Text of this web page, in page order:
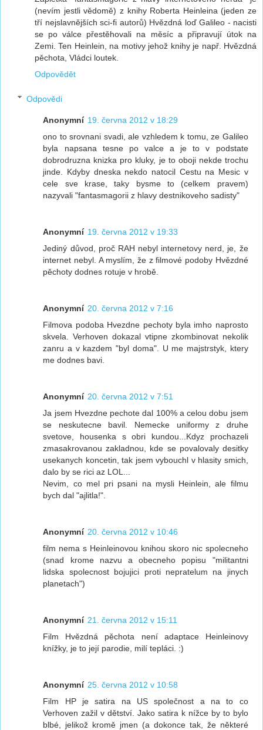
(nevím jestli vědomě) z knihy Roberta Heinleina (jeden ze
tří nejslavnějších sci-fi autorů) Hvězdná loď Galileo - nacisti
se po válce přestěhovali na měsíc a připravují útok na
Zemi. Ten Heinlein, na motivy jehož knihy je např. Hvězdná
pěchota, Vládci loutek.
Odpovědět
Odpovědi
Anonymní 19. června 2012 v 18:29
ono to srovnani svadi, ale vzhledem k tomu, ze Galileo
byla napsana tesne po valce a je to v podstate
dobrodruzna knizka pro kluky, je to oboji nekde trochu
jinde. Kdyby dneska nekdo natocil Cestu na Mesic v
cele sve krase, taky bysme to (celkem pravem)
nazyvali "fantasmagorii z hlavy destnikoveho sadisty"
Anonymní 19. června 2012 v 19:33
Jediný důvod, proč RAH nebyl internetovy nerd, je, že
internet nebyl. A myslím, že z filmové podoby Hvězdné
pěchoty dodnes rotuje v hrobě.
Anonymní 20. června 2012 v 7:16
Filmova podoba Hvezdne pechoty byla imho naprosto
skvela. Verhoven dokazal vtipne zkombinovat nekolik
zanru a v kazdem "byl doma". U me majstrstyk, ktery
me dodnes bavi.
Anonymní 20. června 2012 v 7:51
Ja jsem Hvezdne pechote dal 100% a celou dobu jsem
se neskutecne bavil. Nemecke uniformy z druhe
svetove, housenka s obri kundou...Kdyz prochazeli
zmasakrovanou zakladnou, kde se povalovaly desitky
usekanych koncetin, tak jsem vybouchl v hlasity smich,
dalo by se rici az LOL...
Nevim, co mel pri psani na mysli Heinlein, ale filmu
bych dal "ajlitla!".
Anonymní 20. června 2012 v 10:46
film nema s Heinleinovou knihou skoro nic spolecneho
(snad krome nazvu a obecneho popisu "militantni
lidska spolecnost bojujici proti nepratelum na jinych
planetach")
Anonymní 21. června 2012 v 15:11
Film Hvězdná pěchota není adaptace Heinleinovy
knížky, je to její parodie, milí tepláci. :)
Anonymní 25. června 2012 v 10:58
Film HP je satira na US společnost a na to co
Verhoven zažil v dětství. Jako satira k nížce by to bylo
blbé, jelikož kromě jmen (a dokonce tak, že některé